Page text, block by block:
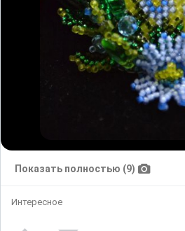
Показать полностью (9)
Интересное